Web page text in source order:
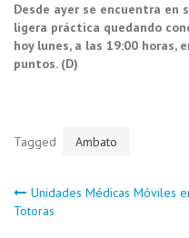
Desde ayer se encuentra en
ligera práctica quedando
hoy lunes, a las 19:00 horas,
puntos. (D)
Tagged Ambato
Unidades Médicas Móviles
Totoras